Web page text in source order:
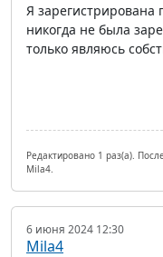
Я зарегистрирована
никогда не была
только являюсь
Редактировано 1 раз(а).
Mila4.
6 июня 2024 12:30
Mila4